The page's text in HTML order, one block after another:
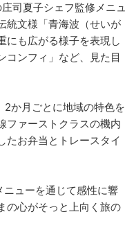
司夏子シェフ監修メニュ
統文様「青海波（せいが
にも広がる様子を表現し
コンフィ」など、見た目
か月ごとに地域の特色を
ファーストクラスの機内
たお弁当とトレースタイ
ューを通じて感性に響
の心がそっと上向く旅の